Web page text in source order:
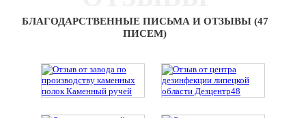
БЛАГОДАРСТВЕННЫЕ ПИСЬМА И ОТЗЫВЫ (47
ПИСЕМ)